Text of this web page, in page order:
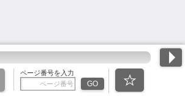
ページ番号を入力
GO